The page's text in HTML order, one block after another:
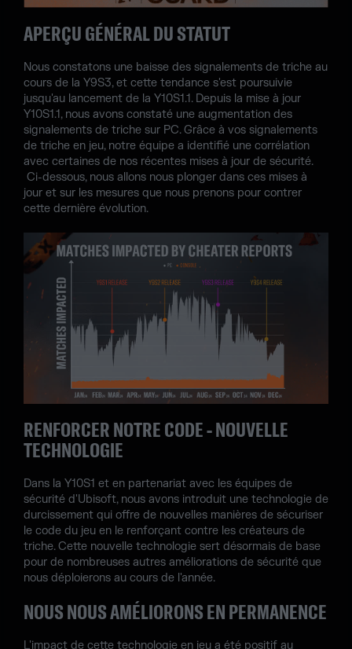
APERÇU GÉNÉRAL DU STATUT
Nous constatons une baisse des signalements de triche au
cours de la Y9S3, et cette tendance s'est poursuivie
jusqu'au lancement de la Y10S1.1. Depuis la mise à jour
Y10S1.1, nous avons constaté une augmentation des
signalements de triche sur PC. Grâce à vos signalements
de triche en jeu, notre équipe a identifié une corrélation
avec certaines de nos récentes mises à jour de sécurité.
Ci-dessous, nous allons nous plonger dans ces mises à
jour et sur les mesures que nous prenons pour contrer
cette dernière évolution.
RENFORCER NOTRE CODE - NOUVELLE
TECHNOLOGIE
Dans la Y10S1 et en partenariat avec les équipes de
sécurité d'Ubisoft, nous avons introduit une technologie de
durcissement qui offre de nouvelles manières de sécuriser
le code du jeu en le renforçant contre les créateurs de
triche. Cette nouvelle technologie sert désormais de base
pour de nombreuses autres améliorations de sécurité que
nous déploierons au cours de l'année.
NOUS NOUS AMÉLIORONS EN PERMANENCE
L'impact de cette technologie en jeu a été positif au